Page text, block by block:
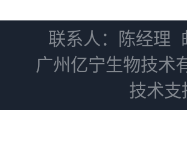
联系人：陈经理
广州亿宁生物技术
技术